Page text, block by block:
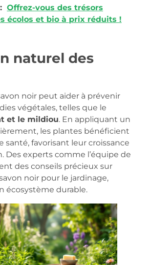
Offrez-vous des trésors
écolos et bio à prix réduits !
naturel des
noir peut aider à prévenir
végétales, telles que le
et le mildiou. En appliquant un
les plantes bénéficient
santé, favorisant leur croissance
Des experts comme l’équipe de
des conseils précieux sur
noir pour le jardinage,
écosystème durable.